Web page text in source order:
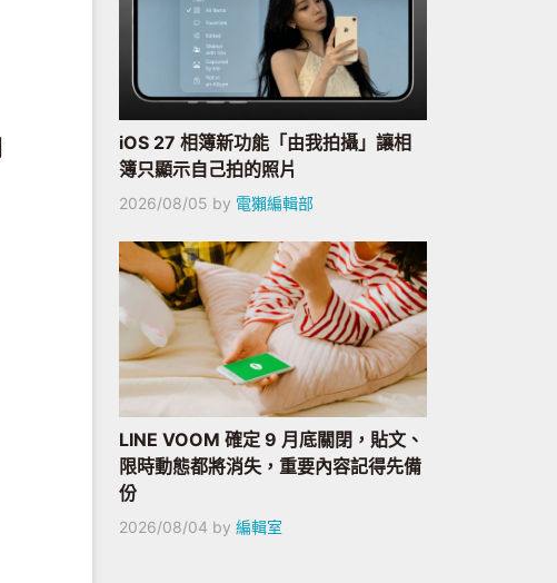
iOS 27 相簿新功能「由我拍攝」讓相
簿只顯示自己拍的照片
2026/08/05 by 電獺編輯部
LINE VOOM 確定 9 月底關閉，貼文、
限時動態都將消失，重要內容記得先備
份
2026/08/04 by 編輯室